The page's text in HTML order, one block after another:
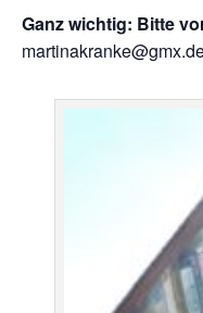
Ganz wichtig: Bitte